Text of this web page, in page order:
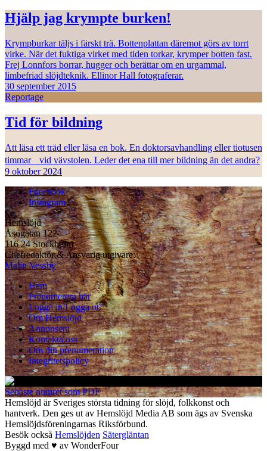
Hjälp jag krympte burken!
Krympburkar täljs i färskt trä. Bottenplattan däremot görs av torrt
virke. När det fuktiga virket med tiden torkar, krymper botten fast.
Frej Lonnfors borrar, hugger och berättar om en urgammal,
limbefriad slöjdteknik. Ellinor Hall fotograferar.
30 september 2015
Reportage
Tid för bildning
Att läsa ett träd eller läsa en bok. En doktorsavhandling eller tiotusen
timmar vid vävstolen. Leder det ena till mer bildning än det andra?
9 oktober 2024
Facebook
Instagram
Hemslöjd
Åsögatan 122
116 24 Stockholm
Chefredaktör & Ansvarig utgivare:
Malin Vessby
Hem
Prenumerera här
Logga in/Logga ut
Om Hemslöjd
Annonsera
Kontakta oss
Om din prenumeration
Integritetspolicy
Senaste numret som PDF
Hemslöjd är Sveriges största tidning för slöjd, folkkonst och
hantverk. Den ges ut av Hemslöjd Media AB som ägs av Svenska
Hemslöjdsföreningarnas Riksförbund.
Besök också Hemslöjden Sätergläntan
Byggd med ♥ av WonderFour